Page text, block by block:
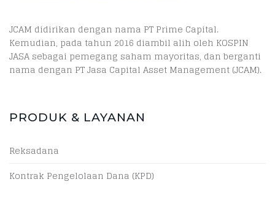
JCAM didirikan dengan nama PT Prime Capital.
Kemudian, pada tahun 2016 diambil alih oleh KOSPIN
JASA sebagai pemegang saham mayoritas, dan berganti
nama dengan PT Jasa Capital Asset Management (JCAM).
PRODUK & LAYANAN
Reksadana
Kontrak Pengelolaan Dana (KPD)